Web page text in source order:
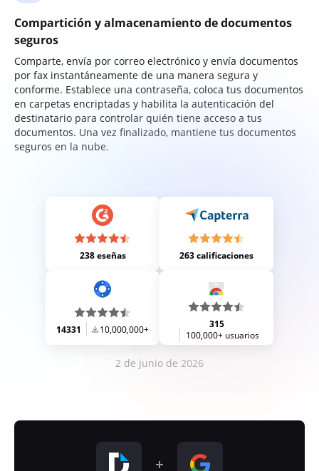
Compartición y almacenamiento de documentos
seguros
Comparte, envía por correo electrónico y envía documentos
por fax instantáneamente de una manera segura y
conforme. Establece una contraseña, coloca tus documentos
en carpetas encriptadas y habilita la autenticación del
destinatario para controlar quién tiene acceso a tus
documentos. Una vez finalizado, mantiene tus documentos
seguros en la nube.
238 eseñas 263 calificaciones
14331 10,000,000+
315
100,000+ usuarios
2 de junio de 2026